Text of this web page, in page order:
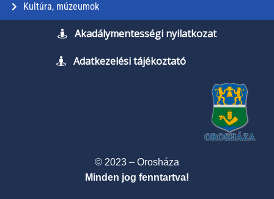
Kultúra, múzeumok
Akadálymentességi nyilatkozat
Adatkezelési tájékoztató
© 2023 – Orosháza
Minden jog fenntartva!